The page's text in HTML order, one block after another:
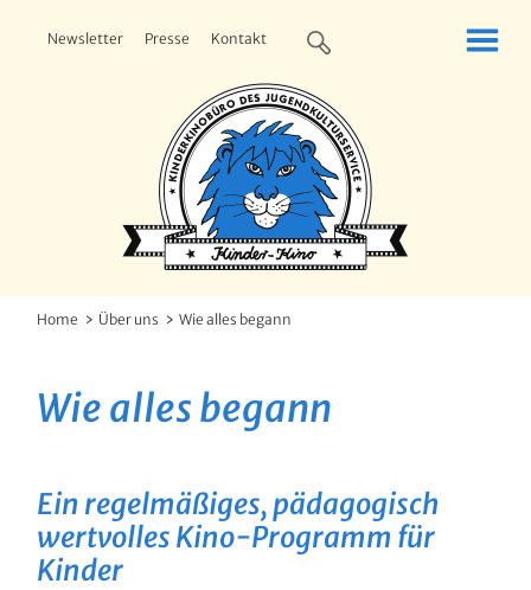
Newsletter Presse Kontakt
Home Über uns Wie alles begann
Wie alles begann
Ein regelmäßiges, pädagogisch
wertvolles Kino-Programm für
Kinder